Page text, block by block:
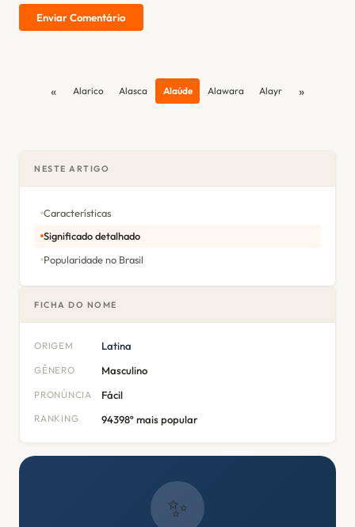
Enviar Comentário
« Alarico Alasca Alaúde Alawara Alayr »
NESTE ARTIGO
Características
Significado detalhado
Popularidade no Brasil
FICHA DO NOME
ORIGEM Latina
GÊNERO Masculino
PRONÚNCIA Fácil
RANKING 94398º mais popular
✨